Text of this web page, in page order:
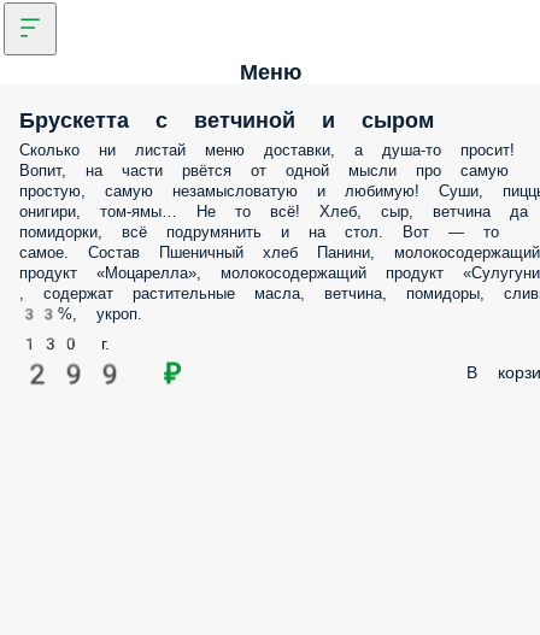
Меню
Брускетта с ветчиной и сыром
Сколько ни листай меню доставки, а душа-то просит!
Вопит, на части рвётся от одной мысли про самую
простую, самую незамысловатую и любимую! Суши,
онигири, том-ямы… Не то всё! Хлеб, сыр, ветчина да
помидорки, всё подрумянить и на стол. Вот — то
самое. Состав Пшеничный хлеб Панини, молокосодержащий
продукт «Моцарелла», молокосодержащий продукт
, содержат растительные масла, ветчина, помидоры,
33%, укроп.
130 г.
299 ₽ В